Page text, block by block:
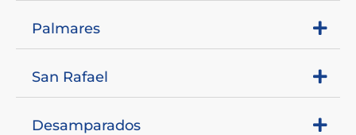
Palmares
San Rafael
Desamparados